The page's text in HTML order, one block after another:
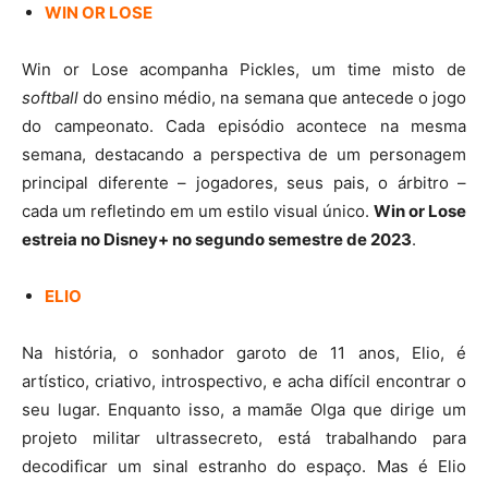
WIN OR LOSE
Win or Lose acompanha Pickles, um time misto de
softball do ensino médio, na semana que antecede o jogo
do campeonato. Cada episódio acontece na mesma
semana, destacando a perspectiva de um personagem
principal diferente – jogadores, seus pais, o árbitro –
cada um refletindo em um estilo visual único. Win or Lose
estreia no Disney+ no segundo semestre de 2023.
ELIO
Na história, o sonhador garoto de 11 anos, Elio, é
artístico, criativo, introspectivo, e acha difícil encontrar o
seu lugar. Enquanto isso, a mamãe Olga que dirige um
projeto militar ultrassecreto, está trabalhando para
decodificar um sinal estranho do espaço. Mas é Elio